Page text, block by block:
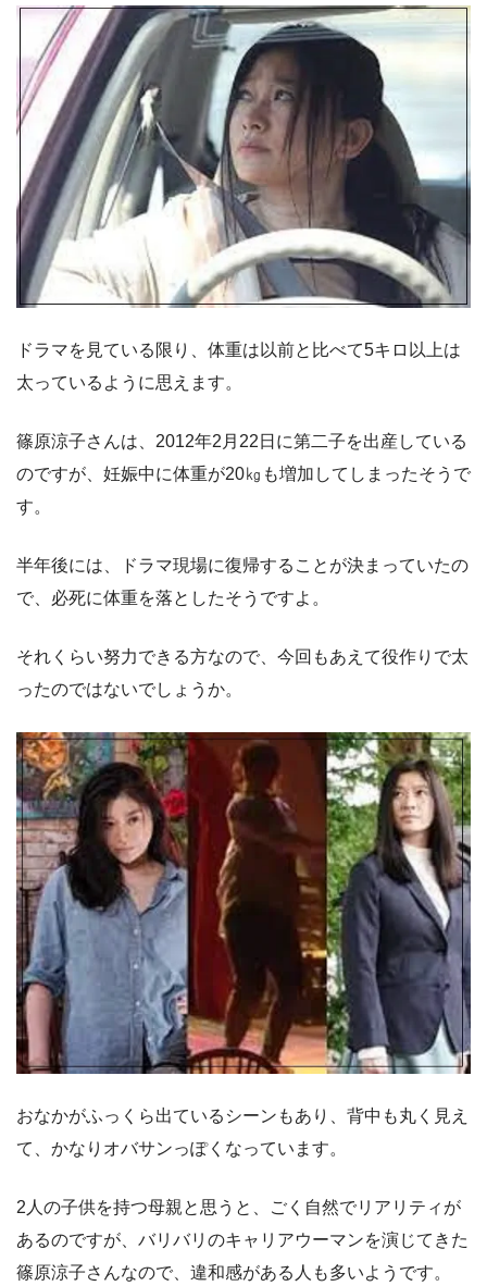
ドラマを見ている限り、体重は以前と比べて5キロ以上は
太っているように思えます。
篠原涼子さんは、2012年2月22日に第二子を出産している
のですが、妊娠中に体重が20㎏も増加してしまったそうで
す。
半年後には、ドラマ現場に復帰することが決まっていたの
で、必死に体重を落としたそうですよ。
それくらい努力できる方なので、今回もあえて役作りで太
ったのではないでしょうか。
おなかがふっくら出ているシーンもあり、背中も丸く見え
て、かなりオバサンっぽくなっています。
2人の子供を持つ母親と思うと、ごく自然でリアリティが
あるのですが、バリバリのキャリアウーマンを演じてきた
篠原涼子さんなので、違和感がある人も多いようです。